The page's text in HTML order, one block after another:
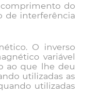
do
de interferência
O inverso
variável
ao que lhe deu
utilizadas as
utilizadas